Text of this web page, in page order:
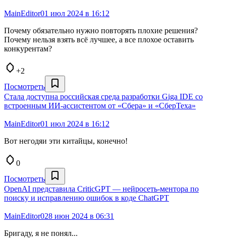
MainEditor01 июл 2024 в 16:12
Почему обязательно нужно повторять плохие решения?
Почему нельзя взять всё лучшее, а все плохое оставить
конкурентам?
+2
Посмотреть
Стала доступна российская среда разработки Giga IDE со
встроенным ИИ-ассистентом от «Сбера» и «СберТеха»
MainEditor01 июл 2024 в 16:12
Вот негодяи эти китайцы, конечно!
0
Посмотреть
OpenAI представила CriticGPT — нейросеть-ментора по
поиску и исправлению ошибок в коде ChatGPT
MainEditor028 июн 2024 в 06:31
Бригаду, я не понял...